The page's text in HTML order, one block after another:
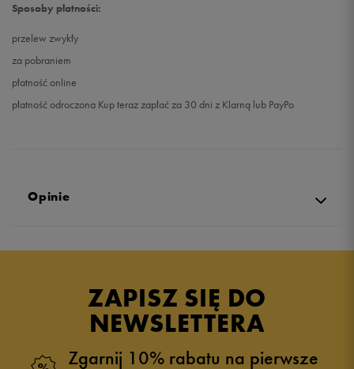
Sposoby płatności:
przelew zwykły
za pobraniem
płatność online
płatność odroczona Kup teraz zapłać za 30 dni z Klarną lub PayPo
Opinie
5.0
zebranych i zweryfikowanych przez
ZAPISZ SIĘ DO
NEWSLETTERA
Zgarnij 10% rabatu na pierwsze